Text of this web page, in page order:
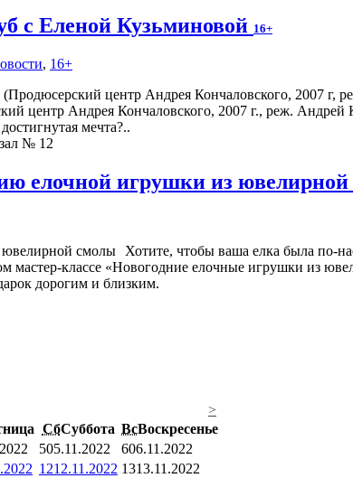
с Еленой Кузьминовой 16+
, 16+
центр Андрея Кончаловского, 2007 г., реж. Андрей
мечта?..
№ 12
елочной игрушки из
Хотите, чтобы ваша елка была по-
мастер-классе «Новогодние елочные игрушки из
дорогим и близким.
>
СбСуббота ВсВоскресенье
505.11.2022 606.11.2022
1212.11.2022 1313.11.2022